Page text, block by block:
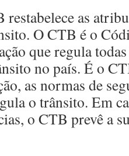
as
O CTB é o
que regula todas
no país. É o
as normas de
o trânsito. Em
o CTB prevê a